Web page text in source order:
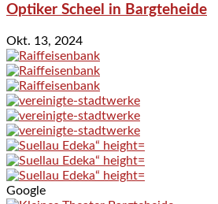
Optiker Scheel in Bargteheide
Okt. 13, 2024
Google